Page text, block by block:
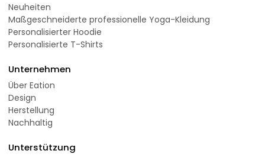
Neuheiten
Maßgeschneiderte professionelle Yoga-Kleidung
Personalisierter Hoodie
Personalisierte T-Shirts
Unternehmen
Über Eation
Design
Herstellung
Nachhaltig
Unterstützung